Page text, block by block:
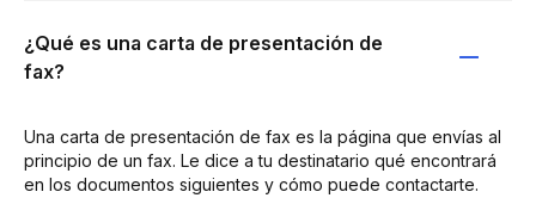
¿Qué es una carta de presentación de
fax?
Una carta de presentación de fax es la página que envías al
principio de un fax. Le dice a tu destinatario qué encontrará
en los documentos siguientes y cómo puede contactarte.